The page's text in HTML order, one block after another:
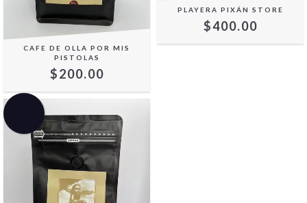
CAFE DE OLLA POR MIS
PISTOLAS
$200.00
PLAYERA PIXÁN STORE
$400.00